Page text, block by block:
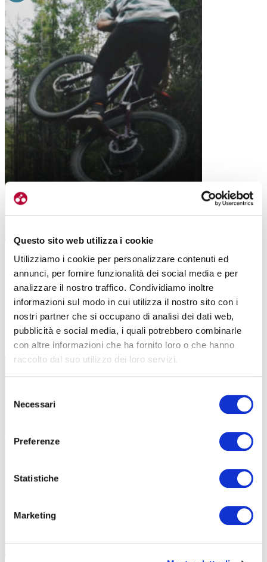
Questo sito web utilizza i cookie
Utilizziamo i cookie per personalizzare contenuti ed
annunci, per fornire funzionalità dei social media e per
analizzare il nostro traffico. Condividiamo inoltre
informazioni sul modo in cui utilizza il nostro sito con i
nostri partner che si occupano di analisi dei dati web,
pubblicità e social media, i quali potrebbero combinarle
con altre informazioni che ha fornito loro o che hanno
raccolto dal suo utilizzo dei loro servizi.
delNecessari
Preferenze
Statistiche
Marketing
MTB
CST TIRES: PER IL FUORISTRADA ECCO
TUTTE LE CATEGORIE DEL MAGAZINE